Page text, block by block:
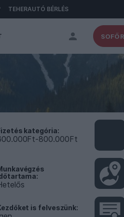
TEHERAUTÓ BÉRLÉS
kategória
800.000Ft
is felveszünk